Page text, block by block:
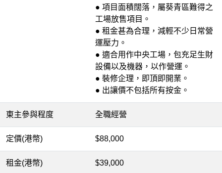
● 項目面積闊落，屬葵青區難得之
工場放售項目。
● 租金甚為合理，減輕不少日常營
運壓力。
● 適合用作中央工場，包充足生財
設備以及機器，以作營運。
● 裝修企理，即頂即開業。
● 出讓價不包括所有按金。
東主參與程度 全職經營
定價(港幣) $88,000
租金(港幣) $39,000